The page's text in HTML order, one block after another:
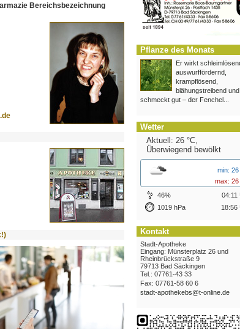
Bereichsbezeichnung
Pflanze des Monats
Er wirkt
auswurffördernd,
krampflösend,
blähungstreibend und
schmeckt gut – der Fenchel...
Wetter
Aktuell: 26 °C,
Überwiegend bewölkt
min: 26
max: 26
46%
04:11
1019 hPa
18:56
Kontakt
Stadt-Apotheke
Eingang: Münsterplatz 26 und
Rheinbrückstraße 9
79713 Bad Säckingen
Tel.: 07761-43 33
Fax: 07761-58 60 6
stadt-apothekebs@t-online.de